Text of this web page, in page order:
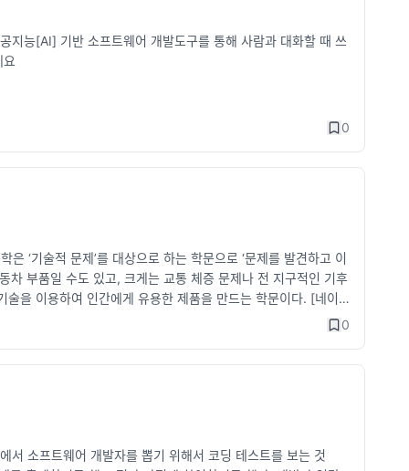
능[AI] 기반 소프트웨어 개발도구를 통해 사람과 대화할 때 쓰
0
‘기술적 문제’를 대상으로 하는 학문으로 ‘문제를 발견하고 이
차 부품일 수도 있고, 크게는 교통 체증 문제나 전 지구적인 기후
을 이용하여 인간에게 유용한 제품을 만드는 학문이다. [네이
인가? 엔지니어인가? 이다. 개발자를 지칭하는 표현으로는 개0
소프트웨어 개발자를 뽑기 위해서 코딩 테스트를 보는 것